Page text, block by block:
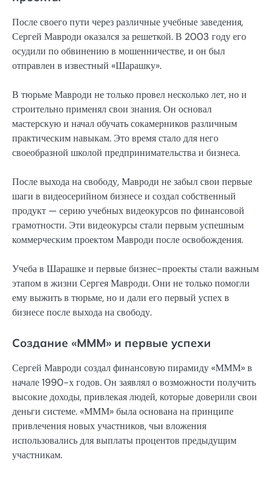
После своего пути через различные учебные заведения,
Сергей Мавроди оказался за решеткой. В 2003 году его
осудили по обвинению в мошенничестве, и он был
отправлен в известный «Шарашку».
В тюрьме Мавроди не только провел несколько лет, но и
строительно применял свои знания. Он основал
мастерскую и начал обучать сокамерников различным
практическим навыкам. Это время стало для него
своеобразной школой предпринимательства и бизнеса.
После выхода на свободу, Мавроди не забыл свои первые
шаги в видеосерийном бизнесе и создал собственный
продукт — серию учебных видеокурсов по финансовой
грамотности. Эти видеокурсы стали первым успешным
коммерческим проектом Мавроди после освобождения.
Учеба в Шарашке и первые бизнес-проекты стали важным
этапом в жизни Сергея Мавроди. Они не только помогли
ему выжить в тюрьме, но и дали его первый успех в
бизнесе после выхода на свободу.
Создание «МММ» и первые успехи
Сергей Мавроди создал финансовую пирамиду «МММ» в
начале 1990-х годов. Он заявлял о возможности получить
высокие доходы, привлекая людей, которые доверили свои
деньги системе. «МММ» была основана на принципе
привлечения новых участников, чьи вложения
использовались для выплаты процентов предыдущим
участникам.